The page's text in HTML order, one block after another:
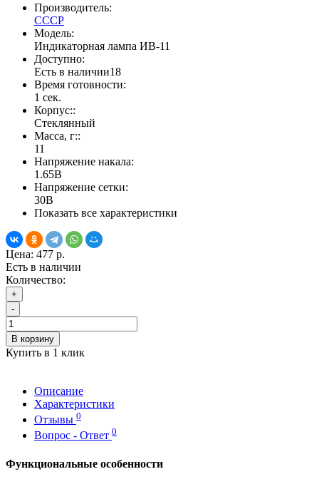
Производитель:
СССР
Модель:
Индикаторная лампа ИВ-11
Доступно:
Есть в наличии18
Время готовности:
1 сек.
Корпус::
Стеклянный
Масса, г::
11
Напряжение накала:
1.65В
Напряжение сетки:
30В
Показать все характеристики
Цена: 477 р.
Есть в наличии
Количество:
+
-
В корзину
Купить в 1 клик
Описание
Характеристики
Отзывы 0
Вопрос - Ответ 0
Функциональные особенности